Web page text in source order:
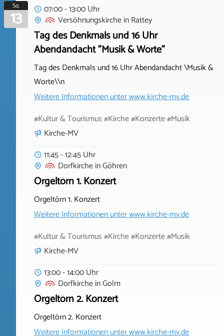
So.
13
07:00 - 13:00 Uhr
VersöhnungskircheinRattey
Tag des Denkmals und 16 Uhr
Abendandacht "Musik & Worte"
Tag des Denkmals und 16 Uhr Abendandacht \Musik &
Worte\\n
Weitere Informationen unterwww.kirche-mv.de
#Kultur & Tourismus #Kirche #Konzerte #Musik
Kirche-MV
11:45 - 12:45 Uhr
DorfkircheinGöhren
Orgeltörn 1. Konzert
Orgeltörn 1. Konzert
Weitere Informationen unterwww.kirche-mv.de
#Kultur & Tourismus #Kirche #Konzerte #Musik
Kirche-MV
13:00 - 14:00 Uhr
DorfkircheinGolm
Orgeltörn 2. Konzert
Orgeltörn 2. Konzert
Weitere Informationen unterwww.kirche-mv.de